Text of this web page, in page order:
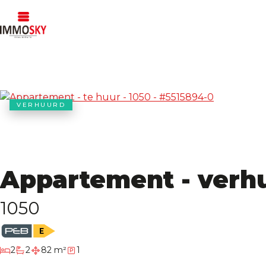
Appartement -
1050
2slaapkamers
2
badkamers
82 m² 1
VERHUURD